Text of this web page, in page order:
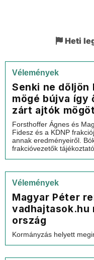
Heti
Vélemények
Senki ne dőljön
mögé bújva így
zárt ajtók
Forsthoffer Ágnes és
Fidesz és a KDNP
annak eredményeiről.
frakcióvezetők
Vélemények
Magyar Péter
vadhajtasok.hu
ország
Kormányzás helyett